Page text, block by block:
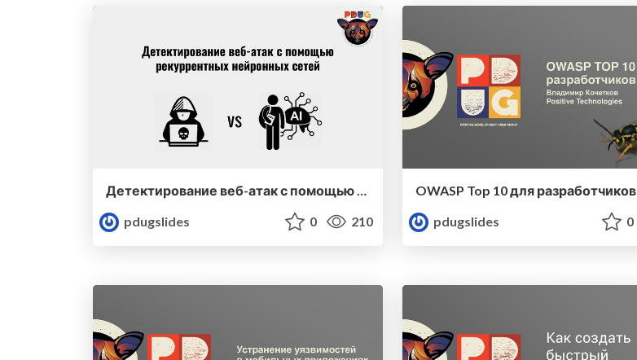
Детектирование веб-атак с помощью рекуррентных нейронных сетей
pdugslides
0 210
OWASP Top 10 для разработчиков
pdugslides
0